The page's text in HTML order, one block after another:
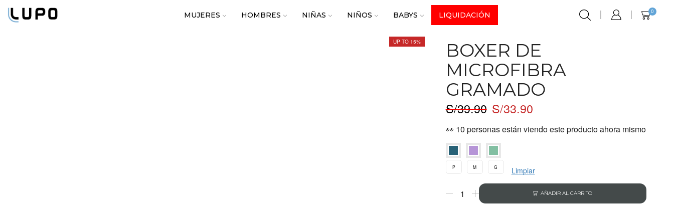
MUJERES HOMBRES NIÑAS NIÑOS BABYS LIQUIDACIÓN 0
UP TO 15%
BOXER DE
MICROFIBRA
GRAMADO
S/39.90 S/33.90
👀 10 personas están viendo este producto ahora mismo
P M G Limpiar
AÑADIR AL CARRITO